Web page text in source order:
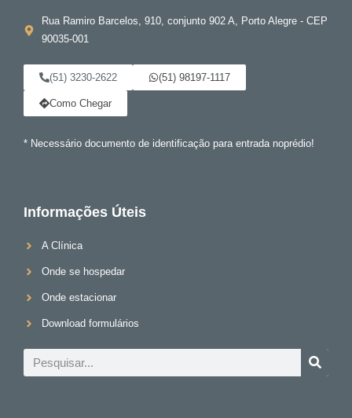
Rua Ramiro Barcelos, 910, conjunto 902 A, Porto Alegre - CEP
90035-001
(51) 3230-2622 (51) 98197-1117
Como Chegar
* Necessário documento de identificação para entrada noprédio!
Informações Úteis
A Clínica
Onde se hospedar
Onde estacionar
Download formulários